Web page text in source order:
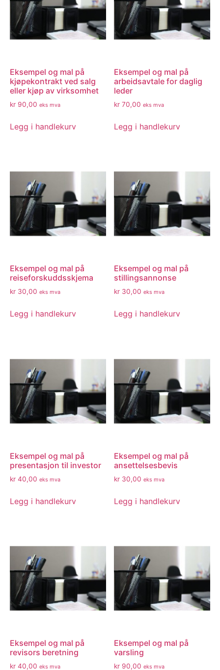
Eksempel og mal på
kjøpekontrakt ved salg
eller kjøp av virksomhet
kr 90,00 eks mva
Legg i handlekurv
Eksempel og mal på
arbeidsavtale for daglig
leder
kr 70,00 eks mva
Legg i handlekurv
Eksempel og mal på
reiseforskuddsskjema
kr 30,00 eks mva
Legg i handlekurv
Eksempel og mal på
stillingsannonse
kr 30,00 eks mva
Legg i handlekurv
Eksempel og mal på
presentasjon til investor
kr 40,00 eks mva
Legg i handlekurv
Eksempel og mal på
ansettelsesbevis
kr 30,00 eks mva
Legg i handlekurv
Eksempel og mal på
revisors beretning
kr 40,00 eks mva
Eksempel og mal på
varsling
kr 90,00 eks mva